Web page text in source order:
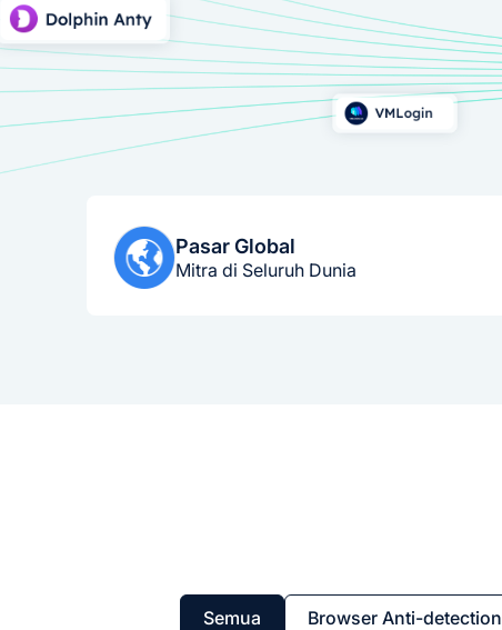
Pasar Global
Mitra di Seluruh Dunia
Semua Browser Anti-detection